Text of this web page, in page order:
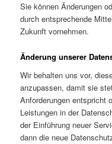
Sie können Änderungen
durch entsprechende
Zukunft vornehmen.
Änderung unserer
Wir behalten uns vor,
anzupassen, damit sie
Anforderungen entspricht
Leistungen in der
der Einführung neuer
dann die neue